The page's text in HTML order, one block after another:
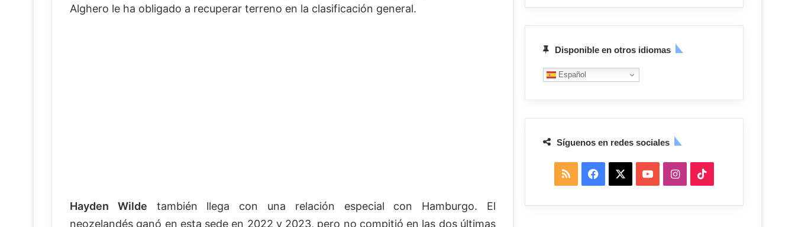
Alghero le ha obligado a recuperar terreno en la clasificación general.
Hayden Wilde también llega con una relación especial con Hamburgo. El
neozelandés ganó en esta sede en 2022 y 2023, pero no compitió en las dos últimas
Disponible en otros idiomas
Español
Síguenos en redes sociales
I